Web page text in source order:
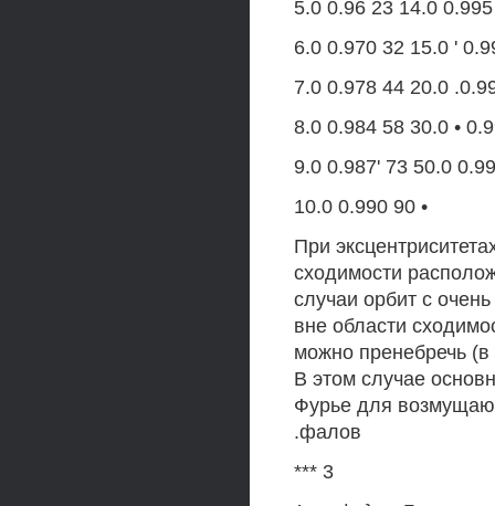
5.0 0.96 23 14.0
6.0 0.970 32 15.0 '
7.0 0.978 44 20.0
8.0 0.984 58 30.0 •
9.0 0.987' 73 50.0
10.0 0.990 90 •
При
сходимости
случаи орбит с
вне области
можно пренебречь
В этом случае
Фурье для
.фалов
*** 3